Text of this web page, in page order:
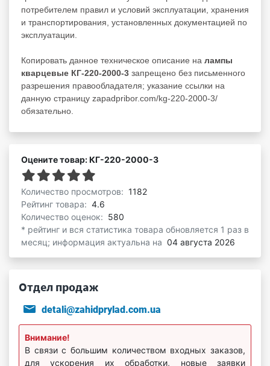
потребителем правил и условий эксплуатации, хранения
и транспортирования, установленных документацией по
эксплуатации.
Копировать данное техническое описание на лампы
кварцевые КГ-220-2000-3 запрещено без письменного
разрешения правообладателя; указание ссылки на
данную страницу zapadpribor.com/kg-220-2000-3/
обязательно.
Оцените товар: КГ-220-2000-3
Количество просмотров: 1182
Рейтинг товара: 4.6
Количество оценок: 580
* рейтинг и вся статистика товара обновляется 1 раз в
месяц; информация актуальна на 04 августа 2026
Отдел продаж
detali@zahidprylad.com.ua
Внимание!
В связи с большим количеством входных заказов,
для ускорения их обработки, новые заявки